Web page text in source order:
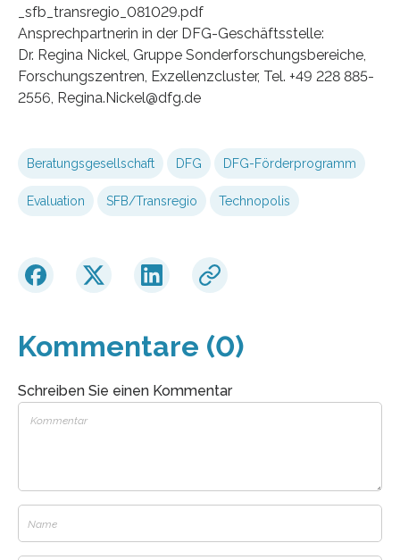
_sfb_transregio_081029.pdf
Ansprechpartnerin in der DFG-Geschäftsstelle:
Dr. Regina Nickel, Gruppe Sonderforschungsbereiche,
Forschungszentren, Exzellenzcluster, Tel. +49 228 885-
2556, Regina.Nickel@dfg.de
Beratungsgesellschaft DFG DFG-Förderprogramm
Evaluation SFB/Transregio Technopolis
Kommentare (0)
Schreiben Sie einen Kommentar